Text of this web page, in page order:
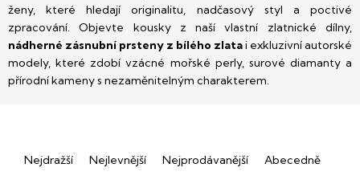
ženy, které hledají originalitu, nadčasový styl a poctivé
zpracování. Objevte kousky z naší vlastní zlatnické dílny,
nádherné zásnubní prsteny z bílého zlatai exkluzivní autorské
modely, které zdobí vzácné mořské perly, surové diamanty a
přírodní kameny s nezaměnitelným charakterem.
aNejdražší Nejlevnější Nejprodávanější Abecedně